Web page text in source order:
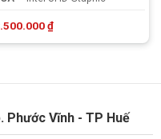
₫
Phước Vĩnh - TP Huế